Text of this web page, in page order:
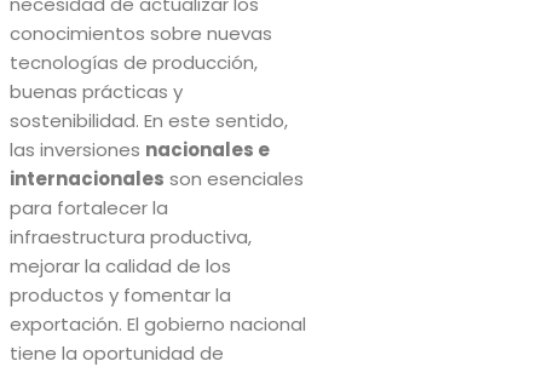
conocimientos sobre nuevas
tecnologías de producción,
buenas prácticas y
sostenibilidad. En este sentido,
las inversiones nacionales e
internacionales son esenciales
para fortalecer la
infraestructura productiva,
mejorar la calidad de los
productos y fomentar la
exportación. El gobierno nacional
tiene la oportunidad de